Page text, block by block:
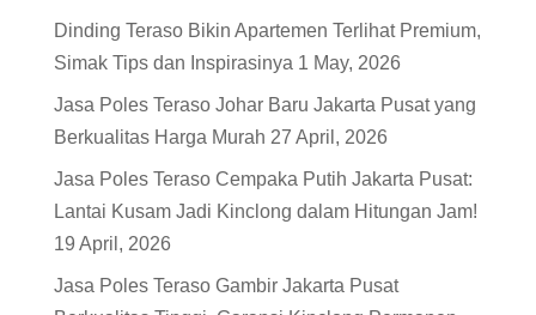
Dinding Teraso Bikin Apartemen Terlihat Premium,
Simak Tips dan Inspirasinya 1 May, 2026
Jasa Poles Teraso Johar Baru Jakarta Pusat yang
Berkualitas Harga Murah 27 April, 2026
Jasa Poles Teraso Cempaka Putih Jakarta Pusat:
Lantai Kusam Jadi Kinclong dalam Hitungan Jam!
19 April, 2026
Jasa Poles Teraso Gambir Jakarta Pusat